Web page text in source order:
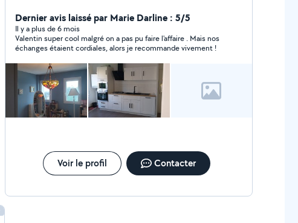
remplacement de robinet, évaluation ...), installations
diverses . Je peux également vous accompagner en
bricolage, peinture, jardinage. Adepte du tout nu, je
propose mes services en tant que naturiste cependant
cela reste facultatif selon votre mode de vie. Respect
et rigueur sont mes priorités. Conditions via la
messagerie du site A bientôt !
Dernier avis laissé par Marie Darline : 5/5
Il y a plus de 6 mois
Valentin super cool malgré on a pas pu faire l'affaire . Mais nos
échanges étaient cordiales, alors je recommande vivement !
Voir le profil Contacter